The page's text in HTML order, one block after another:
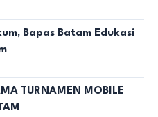
Bapas Batam Edukasi
TURNAMEN MOBILE